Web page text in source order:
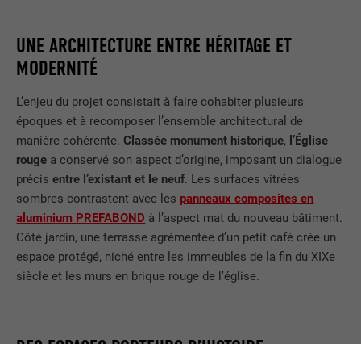
UNE ARCHITECTURE ENTRE HÉRITAGE ET
MODERNITÉ
L’enjeu du projet consistait à faire cohabiter plusieurs
époques et à recomposer l’ensemble architectural de
manière cohérente.Classée monument historique, l’Église
rouge a conservé son aspect d’origine, imposant un dialogue
précisentre l’existant et le neuf. Les surfaces vitrées
sombres contrastent avec les panneaux composites en
aluminium PREFABOND à l’aspect mat du nouveau bâtiment.
Côté jardin, une terrasse agrémentée d’un petit café crée un
espace protégé, niché entre les immeubles de la fin du XIXe
siècle et les murs en brique rouge de l’église.